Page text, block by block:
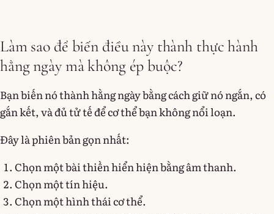
Làm sao để biến điều này thành thực hành
hằng ngày mà không ép buộc?
Bạn biến nó thành hằng ngày bằng cách giữ nó ngắn, có
gắn kết, và đủ tử tế để cơ thể bạn không nổi loạn.
Đây là phiên bản gọn nhất:
Chọn một bài thiền hiển hiện bằng âm thanh.
Chọn một tín hiệu.
Chọn một hình thái cơ thể.